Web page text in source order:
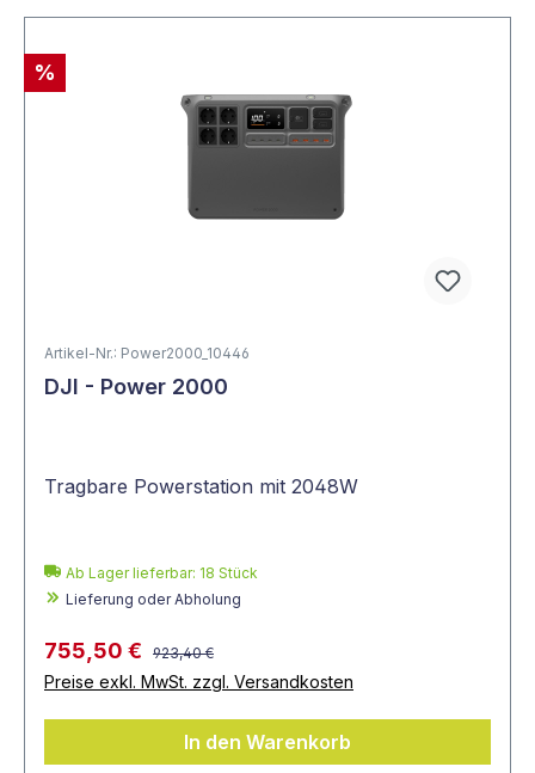
%
Artikel-Nr.: Power2000_10446
DJI - Power 2000
Tragbare Powerstation mit 2048W
Ab Lager lieferbar: 18 Stück
Lieferung oder Abholung
755,50 € 923,40 €
Preise exkl. MwSt. zzgl. Versandkosten
In den Warenkorb